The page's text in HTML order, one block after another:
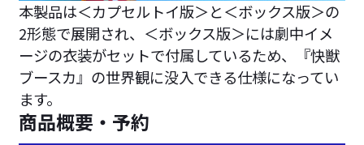
本製品は＜カプセルトイ版＞と＜ボックス版＞の
2形態で展開され、＜ボックス版＞には劇中イメ
ージの衣装がセットで付属しているため、『快獣
ブースカ』の世界観に没入できる仕様になってい
ます。
商品概要・予約